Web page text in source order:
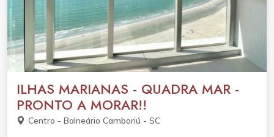
ILHAS MARIANAS - QUADRA MAR -
PRONTO A MORAR!!
Centro - Balneário Camboriú - SC